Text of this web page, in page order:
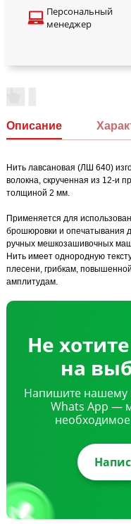
Персональный
менеджер
Описание
Нить лавсановая (ЛШ 640)
волокна, скрученная из 12-и
толщиной 2 мм.
Применяется для
брошюровки и опечатывания
ручных мешкозашивочных
Нить имеет однородную
плесени, грибкам,
амплитудам.
Не
на
Напишите нашему
Whats App —